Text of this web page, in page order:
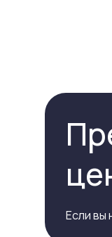
Если вы